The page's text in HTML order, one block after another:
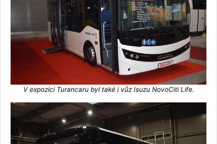
V expozici Turancaru byl také i vůz Isuzu NovoCiti Life.